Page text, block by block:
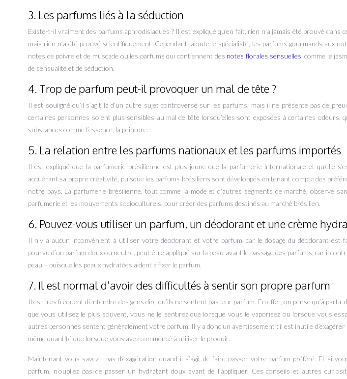
3. Les parfums liés à la séduction
Existe-t-il vraiment des parfums aphrodisiaques ? Il est expliqué qu’en fait, rien n’a jamais été prouvé dans
mais rien n’a été prouvé scientifiquement. Cependant, ajoute le spécialiste, les parfums gourmands aux
notes de poivre et de muscade ou les parfums qui contiennent des notes florales sensuelles , comme le
de sensualité et de séduction.
4. Trop de parfum peut-il provoquer un mal de tête ?
Il est souligné qu’il s’agit là d’un autre sujet controversé sur les parfums, mais il ne présente pas de
certaines personnes soient plus sensibles au mal de tête lorsqu’elles sont exposées à certaines odeurs,
substances comme l’essence, la peinture.
5. La relation entre les parfums nationaux et les parfums importés
Il est expliqué que la parfumerie brésilienne est plus jeune que la parfumerie internationale et qu’elle
acquérant sa propre créativité, puisque les parfums brésiliens sont développés en tenant compte des
notre pays. La parfumerie brésilienne, tout comme la mode et d’autres segments de marché, observe
parfumerie et les mouvements socioculturels, pour créer des parfums destinés au marché brésilien.
6. Pouvez-vous utiliser un parfum, un déodorant et une crème
Il n’y a aucun inconvénient à utiliser votre déodorant et votre parfum, car le dosage du déodorant est
pourvu d’un parfum doux ou neutre, peut être appliqué sur la peau avant le passage des parfums, car il
peau – puisque les peaux hydratées aident à fixer le parfum.
7. Il est normal d’avoir des difficultés à sentir son propre parfum
Il est très fréquent d’entendre des gens dire qu’ils ne sentent pas leur parfum. En effet, on pense qu’à
que vous utilisez le plus souvent, vous ne le sentirez que lorsque vous le vaporisez ou lorsque vous
autres personnes sentent généralement votre parfum. Il y a donc un avertissement : il est inutile
même quantité que lorsque vous avez commencé à utiliser le produit.
Maintenant vous savez : pas d’exagération quand il s’agit de faire passer votre parfum préféré. Et si
parfum, n’oubliez pas de passer un hydratant doux avant de l’appliquer. Ces conseils et autres